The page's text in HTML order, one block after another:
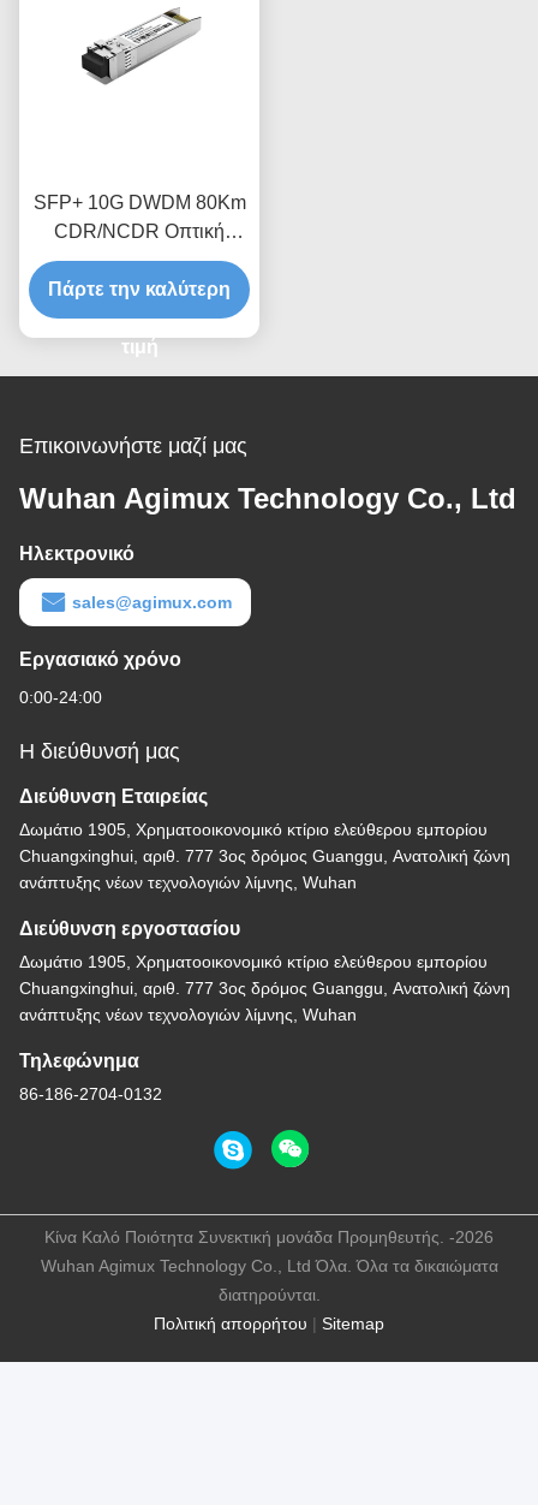
SFP+ 10G DWDM 80Km
CDR/NCDR Οπτική
μονάδα πομποδέκτη
Πάρτε την καλύτερη
τιμή
Επικοινωνήστε μαζί μας
Wuhan Agimux Technology Co., Ltd
Ηλεκτρονικό
sales@agimux.com
Εργασιακό χρόνο
0:00-24:00
Η διεύθυνσή μας
Διεύθυνση Εταιρείας
Δωμάτιο 1905, Χρηματοοικονομικό κτίριο ελεύθερου εμπορίου
Chuangxinghui, αριθ. 777 3ος δρόμος Guanggu, Ανατολική ζώνη
ανάπτυξης νέων τεχνολογιών λίμνης, Wuhan
Διεύθυνση εργοστασίου
Δωμάτιο 1905, Χρηματοοικονομικό κτίριο ελεύθερου εμπορίου
Chuangxinghui, αριθ. 777 3ος δρόμος Guanggu, Ανατολική ζώνη
ανάπτυξης νέων τεχνολογιών λίμνης, Wuhan
Τηλεφώνημα
86-186-2704-0132
Πολιτική απορρήτου | Sitemap
Κίνα Καλό Ποιότητα Συνεκτική μονάδα Προμηθευτής. -2026
Wuhan Agimux Technology Co., Ltd Όλα. Όλα τα δικαιώματα
διατηρούνται.